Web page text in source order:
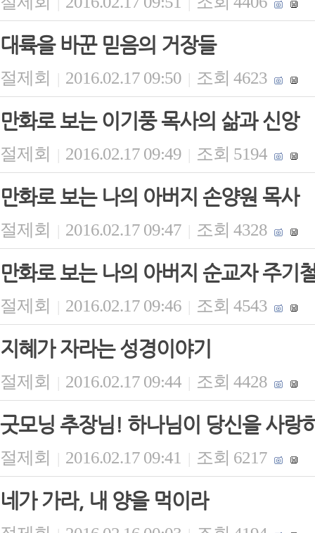
대륙을 바꾼 믿음의 거장들
절제회 | 2016.02.17 09:50 | 조회 4623
만화로 보는 이기풍 목사의 삶과 신앙
절제회 | 2016.02.17 09:49 | 조회 5194
만화로 보는 나의 아버지 손양원 목사
절제회 | 2016.02.17 09:47 | 조회 4328
만화로 보는 나의 아버지 순교자 주기
절제회 | 2016.02.17 09:46 | 조회 4543
지혜가 자라는 성경이야기
절제회 | 2016.02.17 09:44 | 조회 4428
굿모닝 추장님! 하나님이 당신을 사랑
절제회 | 2016.02.17 09:41 | 조회 6217
네가 가라, 내 양을 먹이라